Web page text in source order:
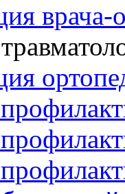
врача-